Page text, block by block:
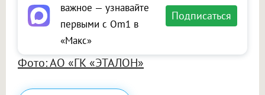
важное — узнавайте
первыми с Om1 в
«Макс»
Подписаться
Фото: АО «ГК «ЭТАЛОН»